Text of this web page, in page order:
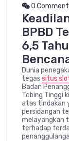
0
BPBD
6,5
Dunia
tegas situs
Badan
Tebing Tinggi
atas tindakan
persidangan
melayangkan
terhadap